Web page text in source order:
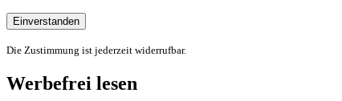
Einverstanden
Die Zustimmung ist jederzeit widerrufbar.
Werbefrei lesen